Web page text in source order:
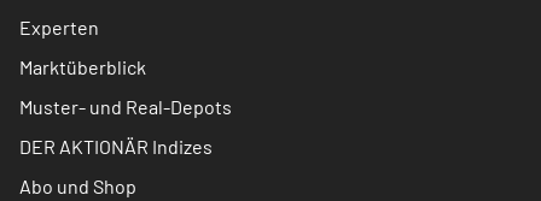
Experten
Marktüberblick
Muster- und Real-Depots
DER AKTIONÄR Indizes
Abo und Shop